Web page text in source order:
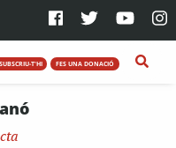
SUBSCRIU-T'HI FES UNA DONACIÓ